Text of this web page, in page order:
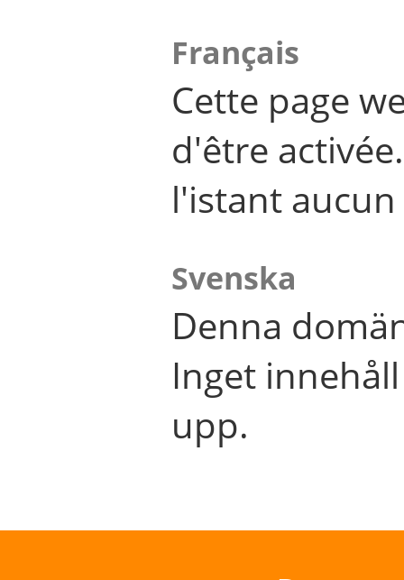
Français
Cette page
d'être
l'istant
Svenska
Denna
Inget
upp.